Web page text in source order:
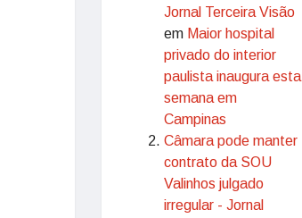
Jornal Terceira Visão
em Maior hospital
privado do interior
paulista inaugura esta
semana em
Campinas
Câmara pode manter
contrato da SOU
Valinhos julgado
irregular - Jornal